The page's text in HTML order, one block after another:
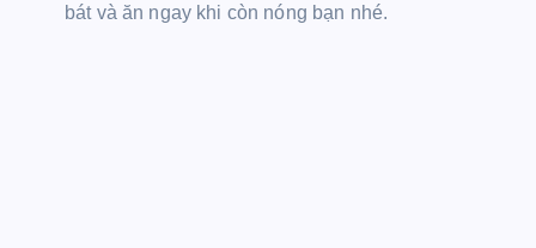
bát và ăn ngay khi còn nóng bạn nhé.